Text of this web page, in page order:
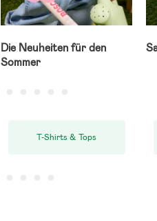
Die Neuheiten für den
Sommer
T-Shirts & Tops